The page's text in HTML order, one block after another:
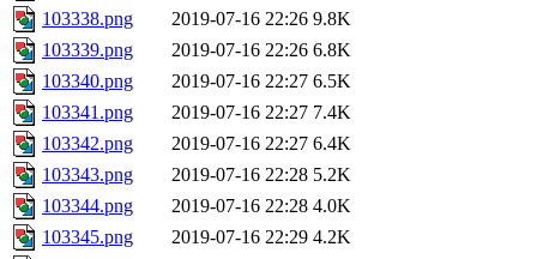
103338.png
2019-07-16 22:26 9.8K
103339.png
2019-07-16 22:26 6.8K
103340.png
2019-07-16 22:27 6.5K
103341.png
2019-07-16 22:27 7.4K
103342.png
2019-07-16 22:27 6.4K
103343.png
2019-07-16 22:28 5.2K
103344.png
2019-07-16 22:28 4.0K
103345.png
2019-07-16 22:29 4.2K